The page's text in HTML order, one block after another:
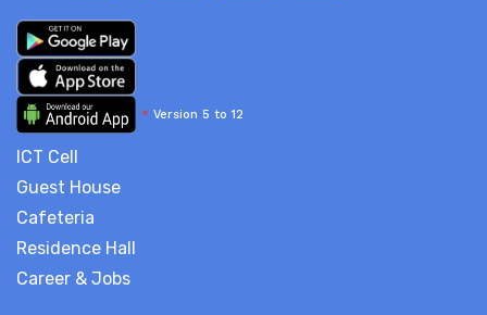
* Version 5 to 12
ICT Cell
Guest House
Cafeteria
Residence Hall
Career & Jobs